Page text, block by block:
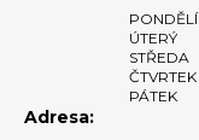
PONDĚLÍ
ÚTERÝ
STŘEDA
ČTVRTEK
PÁTEK
Adresa: